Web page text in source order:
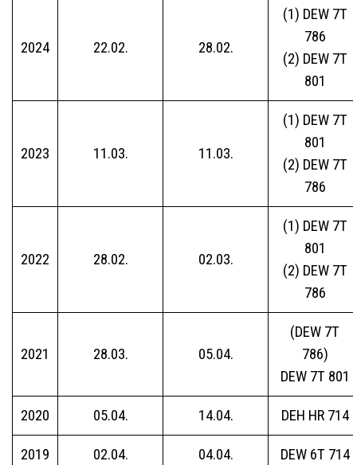
2024 22.02. 28.02.
(1) DEW 7T
786
(2) DEW 7T
801
2023 11.03. 11.03.
(1) DEW 7T
801
(2) DEW 7T
786
2022 28.02. 02.03.
(1) DEW 7T
801
(2) DEW 7T
786
2021 28.03. 05.04.
(DEW 7T
786)
DEW 7T 801
2020 05.04. 14.04. DEH HR 714
2019 02.04. 04.04. DEW 6T 714